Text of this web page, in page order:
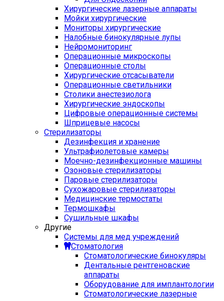
Хирургические лазерные аппараты
Мойки хирургические
Мониторы хирургические
Налобные бинокулярные лупы
Нейромониторинг
Операционные микроскопы
Операционные столы
Хирургические отсасыватели
Операционные светильники
Столики анестезиолога
Хирургические эндоскопы
Цифровые операционные системы
Шприцевые насосы
Стерилизаторы
Дезинфекция и хранение
Ультрафиолетовые камеры
Моечно-дезинфекционные машины
Озоновые стерилизаторы
Паровые стерилизаторы
Сухожаровые стерилизаторы
Медицинские термостаты
Термошкафы
Сушильные шкафы
Другие
Системы для мед учреждений
Стоматология
Стоматологические бинокуляры
Дентальные рентгеновские
аппараты
Оборудование для имплантологии
Стоматологические лазерные